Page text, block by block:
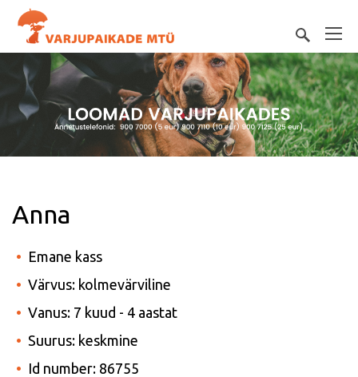
Anna
Emane kass
Värvus: kolmevärviline
Vanus: 7 kuud - 4 aastat
Suurus: keskmine
Id number: 86755